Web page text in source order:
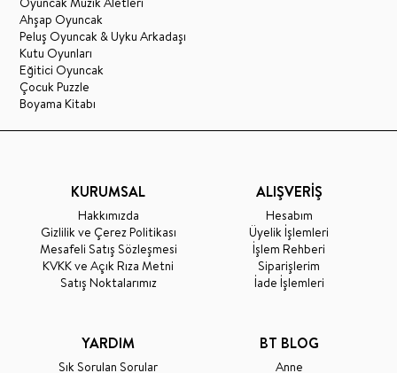
Ahşap Oyuncak
Peluş Oyuncak & Uyku Arkadaşı
Kutu Oyunları
Eğitici Oyuncak
Çocuk Puzzle
Boyama Kitabı
KURUMSAL
Hakkımızda
Gizlilik ve Çerez Politikası
Mesafeli Satış Sözleşmesi
KVKK ve Açık Rıza Metni
Satış Noktalarımız
ALIŞVERİŞ
Hesabım
Üyelik İşlemleri
İşlem Rehberi
Siparişlerim
İade İşlemleri
YARDIM
Sık Sorulan Sorular
BT BLOG
Anne